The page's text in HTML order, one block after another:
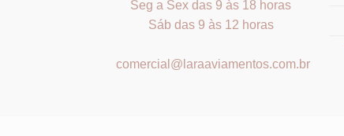
Seg a Sex das 9 às 18 horas
Sáb das 9 às 12 horas
comercial@laraaviamentos.com.br